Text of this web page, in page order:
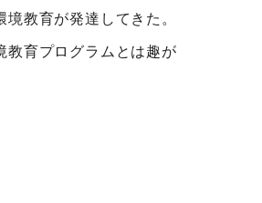
教育が発達してきた。
教育プログラムとは趣が